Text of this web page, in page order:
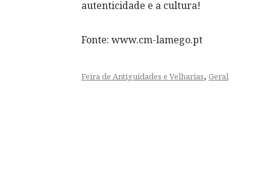
autenticidade e a cultura!
Fonte: www.cm-lamego.pt
Feira de Antiguidades e Velharias, Geral